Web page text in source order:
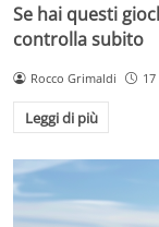
Se hai questi
controlla subito
Rocco Grimaldi
Leggi di più